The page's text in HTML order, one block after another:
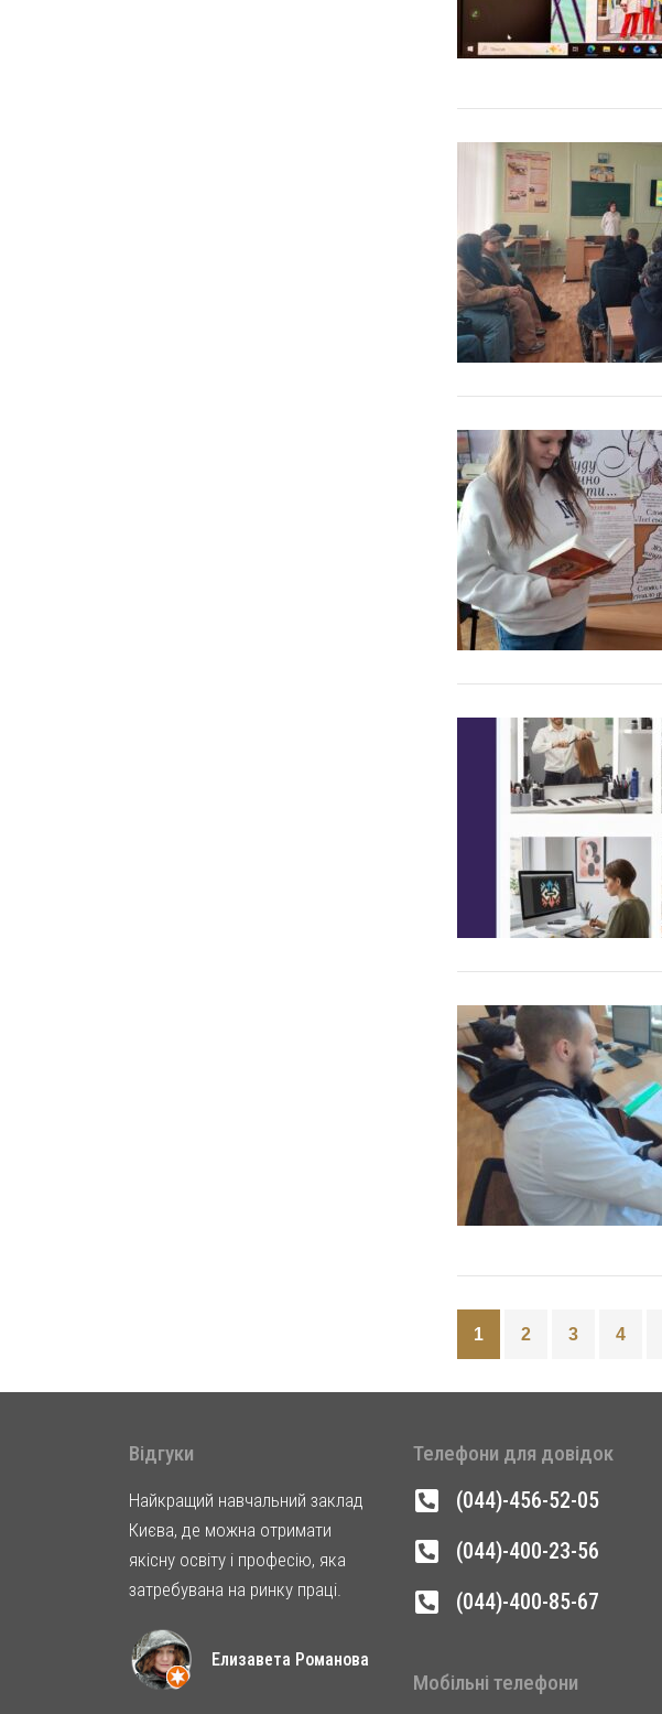
1 2 3 4
Відгуки
Найкращий навчальний заклад
Києва, де можна отримати
якісну освіту і професію, яка
затребувана на ринку праці.
Елизавета Романова
Телефони для довідок
(044)-456-52-05
(044)-400-23-56
(044)-400-85-67
Мобільні телефони